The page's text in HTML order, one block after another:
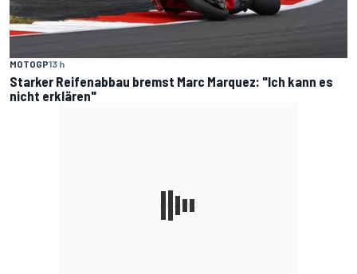
MOTOGP13 h
Starker Reifenabbau bremst Marc Marquez: "Ich kann es
nicht erklären"